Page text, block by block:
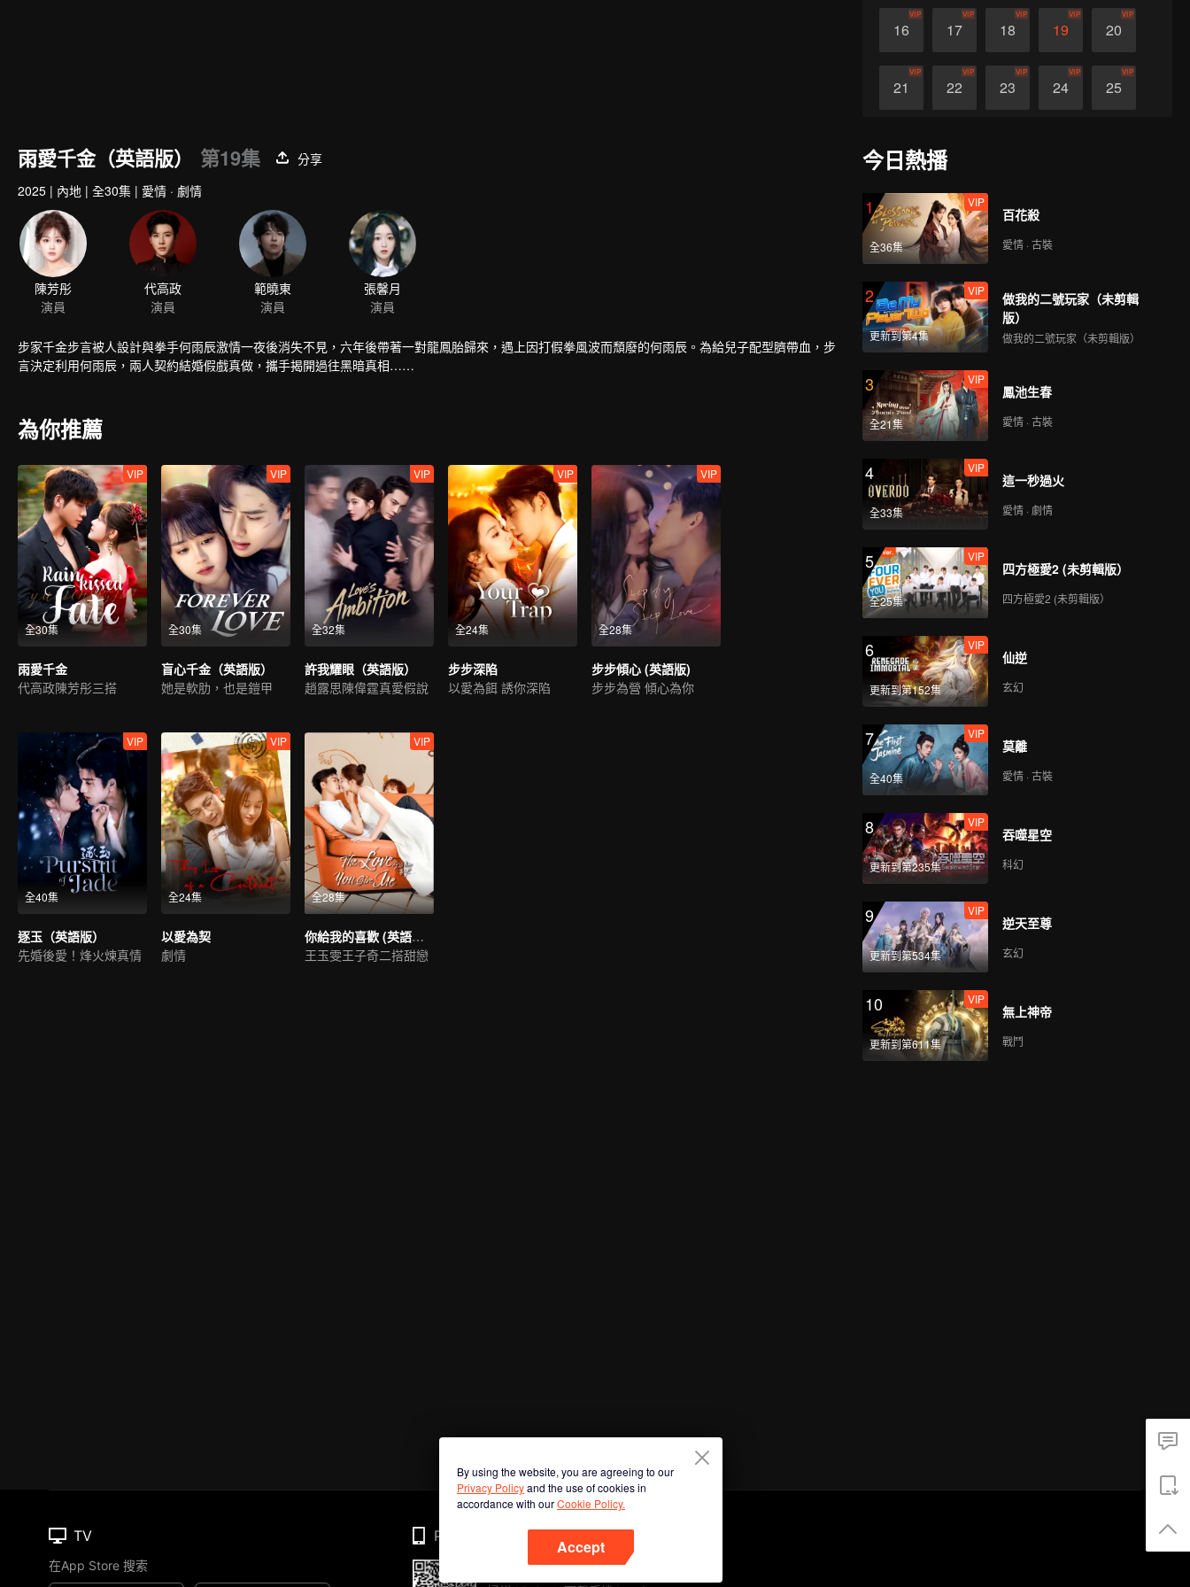
16
VIP
17
VIP
18
VIP
19
VIP
20
VIP
21
VIP
22
VIP
23
VIP
24
VIP
25
VIP
27
雨愛千金（英語版） 第19集
分享
2025 | 內地 | 全30集 | 愛情 · 劇情
步家千金步言被人設計與拳手何雨辰激情一夜後消失不見，六年後帶著一對龍鳳胎歸來，遇上因打假拳風波而頹廢的何雨辰。為給兒子配型臍帶血，步
言決定利用何雨辰，兩人契約結婚假戲真做，攜手揭開過往黑暗真相……
為你推薦
全30集
VIP
雨愛千金
代高政陳芳彤三搭
全30集
VIP
盲心千金（英語版）
她是軟肋，也是鎧甲
全32集
VIP
許我耀眼（英語版）
趙露思陳偉霆真愛假說
全24集
VIP
步步深陷
以愛為餌 誘你深陷
全28集
VIP
步步傾心 (英語版)
步步為營 傾心為你
全40集
VIP
逐玉（英語版）
先婚後愛！烽火煉真情
全24集
VIP
以愛為契
劇情
全28集
VIP
你給我的喜歡 (英語版）
王玉雯王子奇二搭甜戀
今日熱播
1
全36集
VIP
百花殺
愛情 · 古裝
2
更新到第4集
VIP
做我的二號玩家（未剪輯
版）
做我的二號玩家（未剪輯版）
3
全21集
VIP
鳳池生春
愛情 · 古裝
4
全33集
VIP
這一秒過火
愛情 · 劇情
5
全25集
VIP
四方極愛2 (未剪輯版）
四方極愛2 (未剪輯版）
6
更新到第152集
VIP
仙逆
玄幻
7
全40集
VIP
莫離
愛情 · 古裝
8
更新到第235集
VIP
吞噬星空
科幻
9
更新到第534集
VIP
逆天至尊
玄幻
10
更新到第611集
VIP
無上神帝
戰鬥
By using the website, you are agreeing to our
Privacy Policyand the use of cookies in
accordance with ourCookie Policy.
Accept
TV
在App Store 搜索
Phone